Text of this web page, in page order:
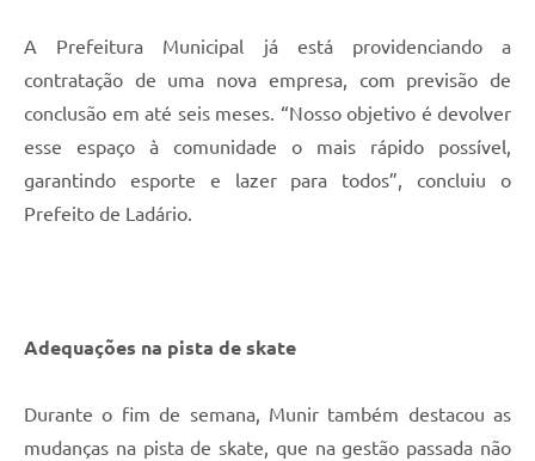
A Prefeitura Municipal já está providenciando a
contratação de uma nova empresa, com previsão de
conclusão em até seis meses. “Nosso objetivo é devolver
esse espaço à comunidade o mais rápido possível,
garantindo esporte e lazer para todos”, concluiu o
Prefeito de Ladário.
Adequações na pista de skate
Durante o fim de semana, Munir também destacou as
mudanças na pista de skate, que na gestão passada não